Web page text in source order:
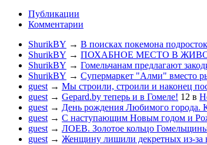
Публикации
Комментарии
ShurikBY → В поисках покемона
ShurikBY → ПОХАБНОЕ МЕСТО В
ShurikBY → Гомельчанам предлагают
ShurikBY → Супермаркет "Алми" вместо
guest → Мы строили, строили и наконец
guest → Gepard.by теперь и в Гомеле! 12 в
guest → День рождения Любимого города.
guest → С наступающим Новым годом и
guest → ЛОЕВ. Золотое кольцо
guest → Женщину лишили декретных из-за